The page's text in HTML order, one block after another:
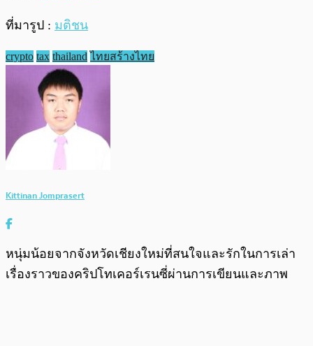
ที่มารูป : มติชน
crypto tax thailand ไทยสร้างไทย
Kittinan Jomprasert
หนุ่มน้อยจากจังหวัดเชียงใหม่ที่สนใจและรักในการเล่า
เรื่องราวของคริปโทเคอร์เรนซี่ผ่านการเขียนและภาพ